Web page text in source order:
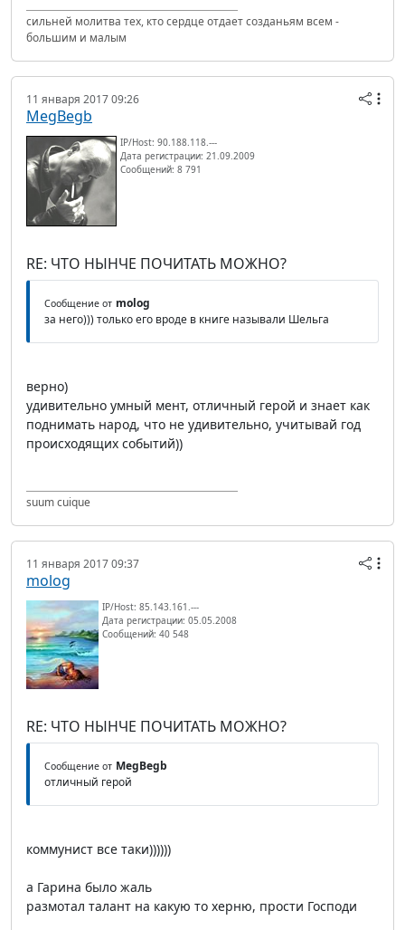
сильней молитва тех, кто сердце отдает созданьям всем -
большим и малым
11 января 2017 09:26
MegBegb
IP/Host: 90.188.118.---
Дата регистрации: 21.09.2009
Сообщений: 8 791
RE: ЧТО НЫНЧЕ ПОЧИТАТЬ МОЖНО?
Сообщение от molog
за него))) только его вроде в книге называли Шельга
верно)
удивительно умный мент, отличный герой и знает как
поднимать народ, что не удивительно, учитывай год
происходящих событий))
suum cuique
11 января 2017 09:37
molog
IP/Host: 85.143.161.---
Дата регистрации: 05.05.2008
Сообщений: 40 548
RE: ЧТО НЫНЧЕ ПОЧИТАТЬ МОЖНО?
Сообщение от MegBegb
отличный герой
коммунист все таки))))))
а Гарина было жаль
размотал талант на какую то херню, прости Господи